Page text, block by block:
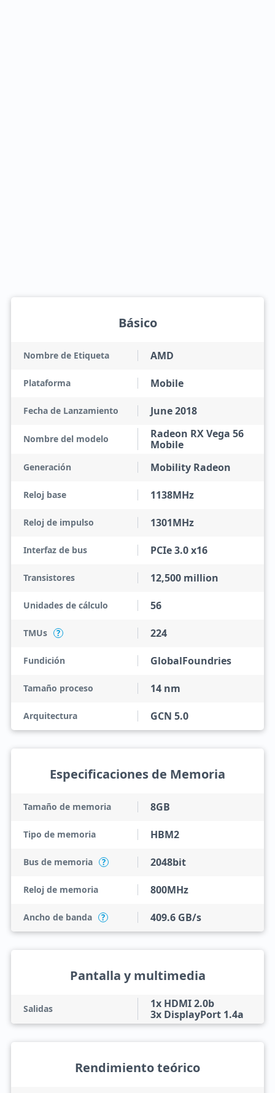
Básico
Nombre de Etiqueta AMD
Plataforma Mobile
Fecha de Lanzamiento June 2018
Nombre del modelo
Radeon RX Vega 56
Mobile
Generación Mobility Radeon
Reloj base 1138MHz
Reloj de impulso 1301MHz
Interfaz de bus PCIe 3.0 x16
Transistores 12,500 million
Unidades de cálculo 56
TMUs ? 224
Fundición GlobalFoundries
Tamaño proceso 14 nm
Arquitectura GCN 5.0
Especificaciones de Memoria
Tamaño de memoria 8GB
Tipo de memoria HBM2
Bus de memoria ? 2048bit
Reloj de memoria 800MHz
Ancho de banda ? 409.6 GB/s
Pantalla y multimedia
Salidas
1x HDMI 2.0b
3x DisplayPort 1.4a
Rendimiento teórico